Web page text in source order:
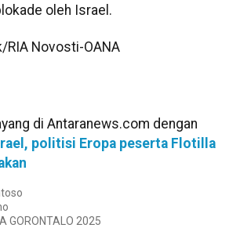
oleh Israel.
RIA Novosti-OANA
di Antaranews.com dengan
politisi Eropa peserta Flotilla
GORONTALO 2025